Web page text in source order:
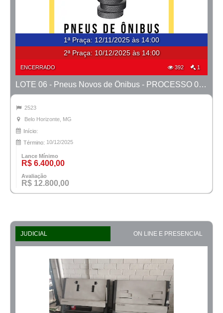
1ª Praça: 12/11/2025 às 14:00
2ª Praça: 10/12/2025 às 14:00
ENCERRADO 392 1
LOTE 06 - Pneus Novos de Ônibus - PROCESSO 0010511-57.2024-18ª BH
2523
Belo Horizonte, MG
Início:
Término: 10/12/2025
Lance Mínimo
R$ 6.400,00
Avaliação
R$ 12.800,00
JUDICIAL ON LINE E PRESENCIAL